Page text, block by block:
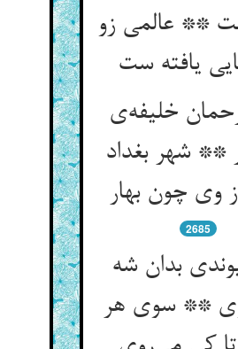
** عالمی زو
خلیفه‌‌ی
** شهر بغداد
وی چون بهار
2685
بدان شه
** سوی هر